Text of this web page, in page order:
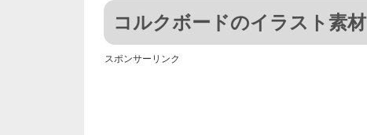
コルクボードのイラスト素材
スポンサーリンク